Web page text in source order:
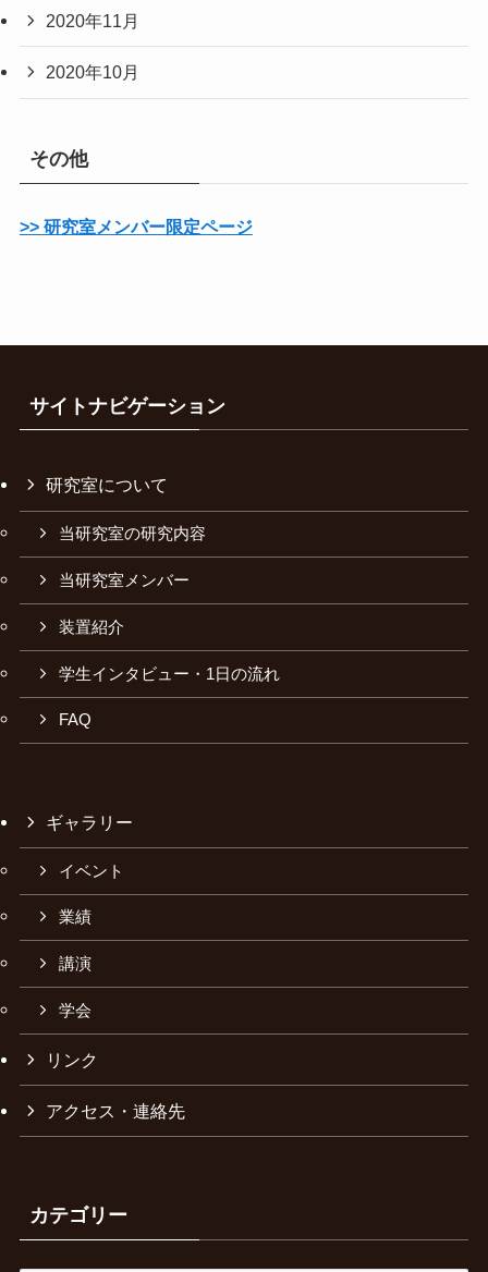
2020年11月
2020年10月
その他
>> 研究室メンバー限定ページ
サイトナビゲーション
研究室について
当研究室の研究内容
当研究室メンバー
装置紹介
学生インタビュー・1日の流れ
FAQ
ギャラリー
イベント
業績
講演
学会
リンク
アクセス・連絡先
カテゴリー